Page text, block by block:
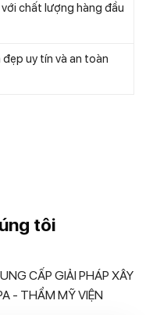
chất lượng hàng đầu
đẹp uy tín và an toàn
tôi
CẤP GIẢI PHÁP XÂY
- THẨM MỸ VIỆN